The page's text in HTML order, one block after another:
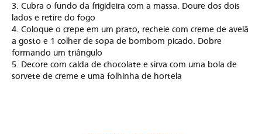
3. Cubra o fundo da frigideira com a massa. Doure dos dois
lados e retire do fogo
4. Coloque o crepe em um prato, recheie com creme de avelã
a gosto e 1 colher de sopa de bombom picado. Dobre
formando um triângulo
5. Decore com calda de chocolate e sirva com uma bola de
sorvete de creme e uma folhinha de hortela